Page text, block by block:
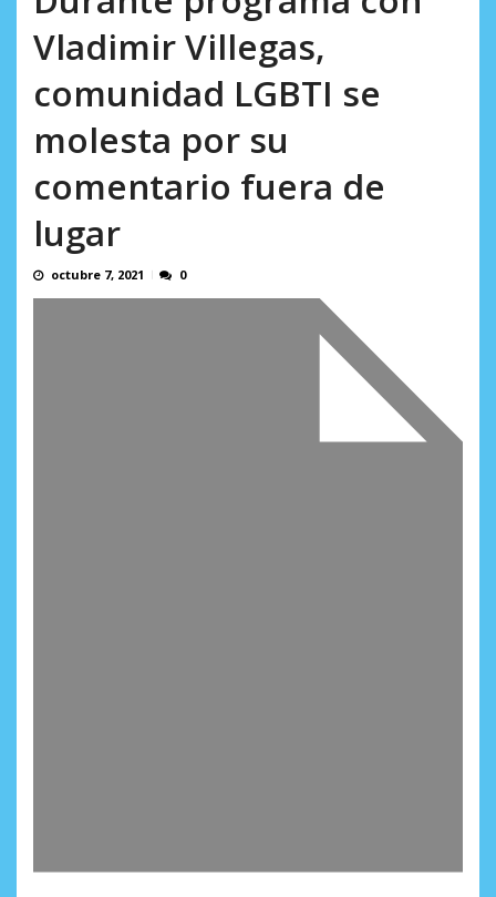
Vladimir Villegas,
comunidad LGBTI se
molesta por su
comentario fuera de
lugar
octubre 7, 2021 0